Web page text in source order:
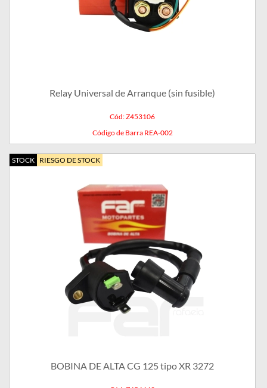
Relay Universal de Arranque (sin fusible)
Cód: Z453106
Código de Barra REA-002
STOCK RIESGO DE STOCK
BOBINA DE ALTA CG 125 tipo XR 3272